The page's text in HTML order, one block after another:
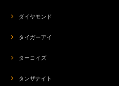
ダイヤモンド
タイガーアイ
ターコイズ
タンザナイト